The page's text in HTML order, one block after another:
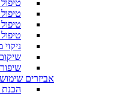
טיפול
אביזרים
הכנת